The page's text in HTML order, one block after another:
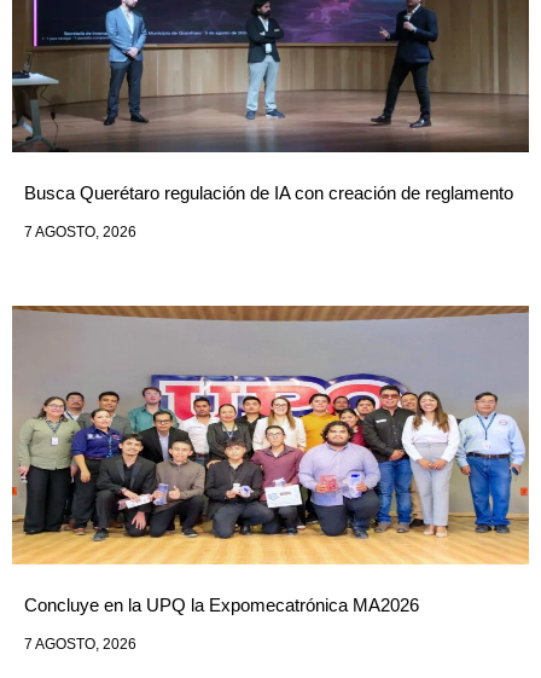
Busca Querétaro regulación de IA con creación de reglamento
7 AGOSTO, 2026
Concluye en la UPQ la Expomecatrónica MA2026
7 AGOSTO, 2026